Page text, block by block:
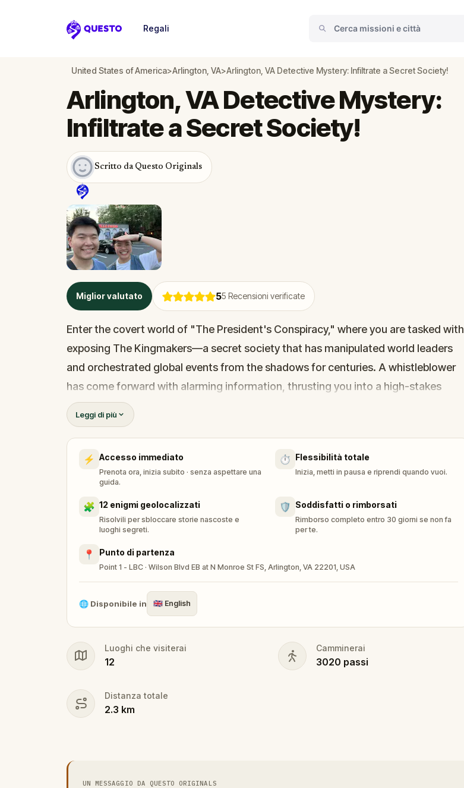
Questo
Regali
United States of America>Arlington, VA>Arlington, VA Detective Mystery: Infiltrate a Secret Society!
Miglior valutato 55 Recensioni verificate
Arlington, VA Detective Mystery:
Infiltrate a Secret Society!
Scritto da Questo Originals
Enter the covert world of "The President's Conspiracy," where you are tasked with
exposing The Kingmakers—a secret society that has manipulated world leaders
and orchestrated global events from the shadows for centuries. A whistleblower
has come forward with alarming information, thrusting you into a high-stakes
game of deceit.
Your mission: stay one step ahead, decode the secrets, and unravel the conspiracy
before their next grand scheme is unleashed.
Will you be the one to expose the truth and save the world from an invisible
tyranny?
Oh... and don't forget to say
Leggi di più
⚡ Accesso immediato
Prenota ora, inizia subito · senza aspettare una
guida.
⏱️ Flessibilità totale
Inizia, metti in pausa e riprendi quando vuoi.
🧩 12 enigmi geolocalizzati
Risolvili per sbloccare storie nascoste e
luoghi segreti.
🛡️ Soddisfatti o rimborsati
Rimborso completo entro 30 giorni se non fa
per te.
📍 Punto di partenza
Point 1 - LBC · Wilson Blvd EB at N Monroe St FS, Arlington, VA 22201, USA
🌐 Disponibile in 🇬🇧 English
Luoghi che visiterai
12
Camminerai
3020 passi
Distanza totale
2.3 km
UN MESSAGGIO DA QUESTO ORIGINALS